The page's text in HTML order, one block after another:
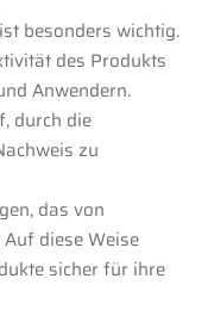
besonders wichtig.
des Produkts
Anwendern.
durch die
zu
das von
diese Weise
sicher für ihre